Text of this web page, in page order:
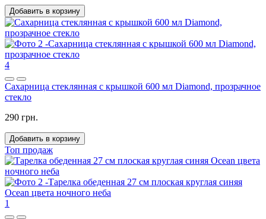
Добавить в корзину
4
Сахарница стеклянная с крышкой 600 мл Diamond, прозрачное
стекло
290 грн.
Добавить в корзину
Топ продаж
1